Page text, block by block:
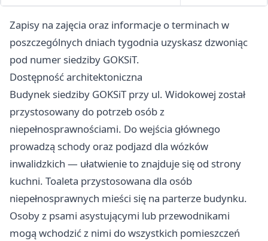
Zapisy na zajęcia oraz informacje o terminach w
poszczególnych dniach tygodnia uzyskasz dzwoniąc
pod numer siedziby GOKSiT.
Dostępność architektoniczna
Budynek siedziby GOKSiT przy ul. Widokowej został
przystosowany do potrzeb osób z
niepełnosprawnościami. Do wejścia głównego
prowadzą schody oraz podjazd dla wózków
inwalidzkich — ułatwienie to znajduje się od strony
kuchni. Toaleta przystosowana dla osób
niepełnosprawnych mieści się na parterze budynku.
Osoby z psami asystującymi lub przewodnikami
mogą wchodzić z nimi do wszystkich pomieszczeń